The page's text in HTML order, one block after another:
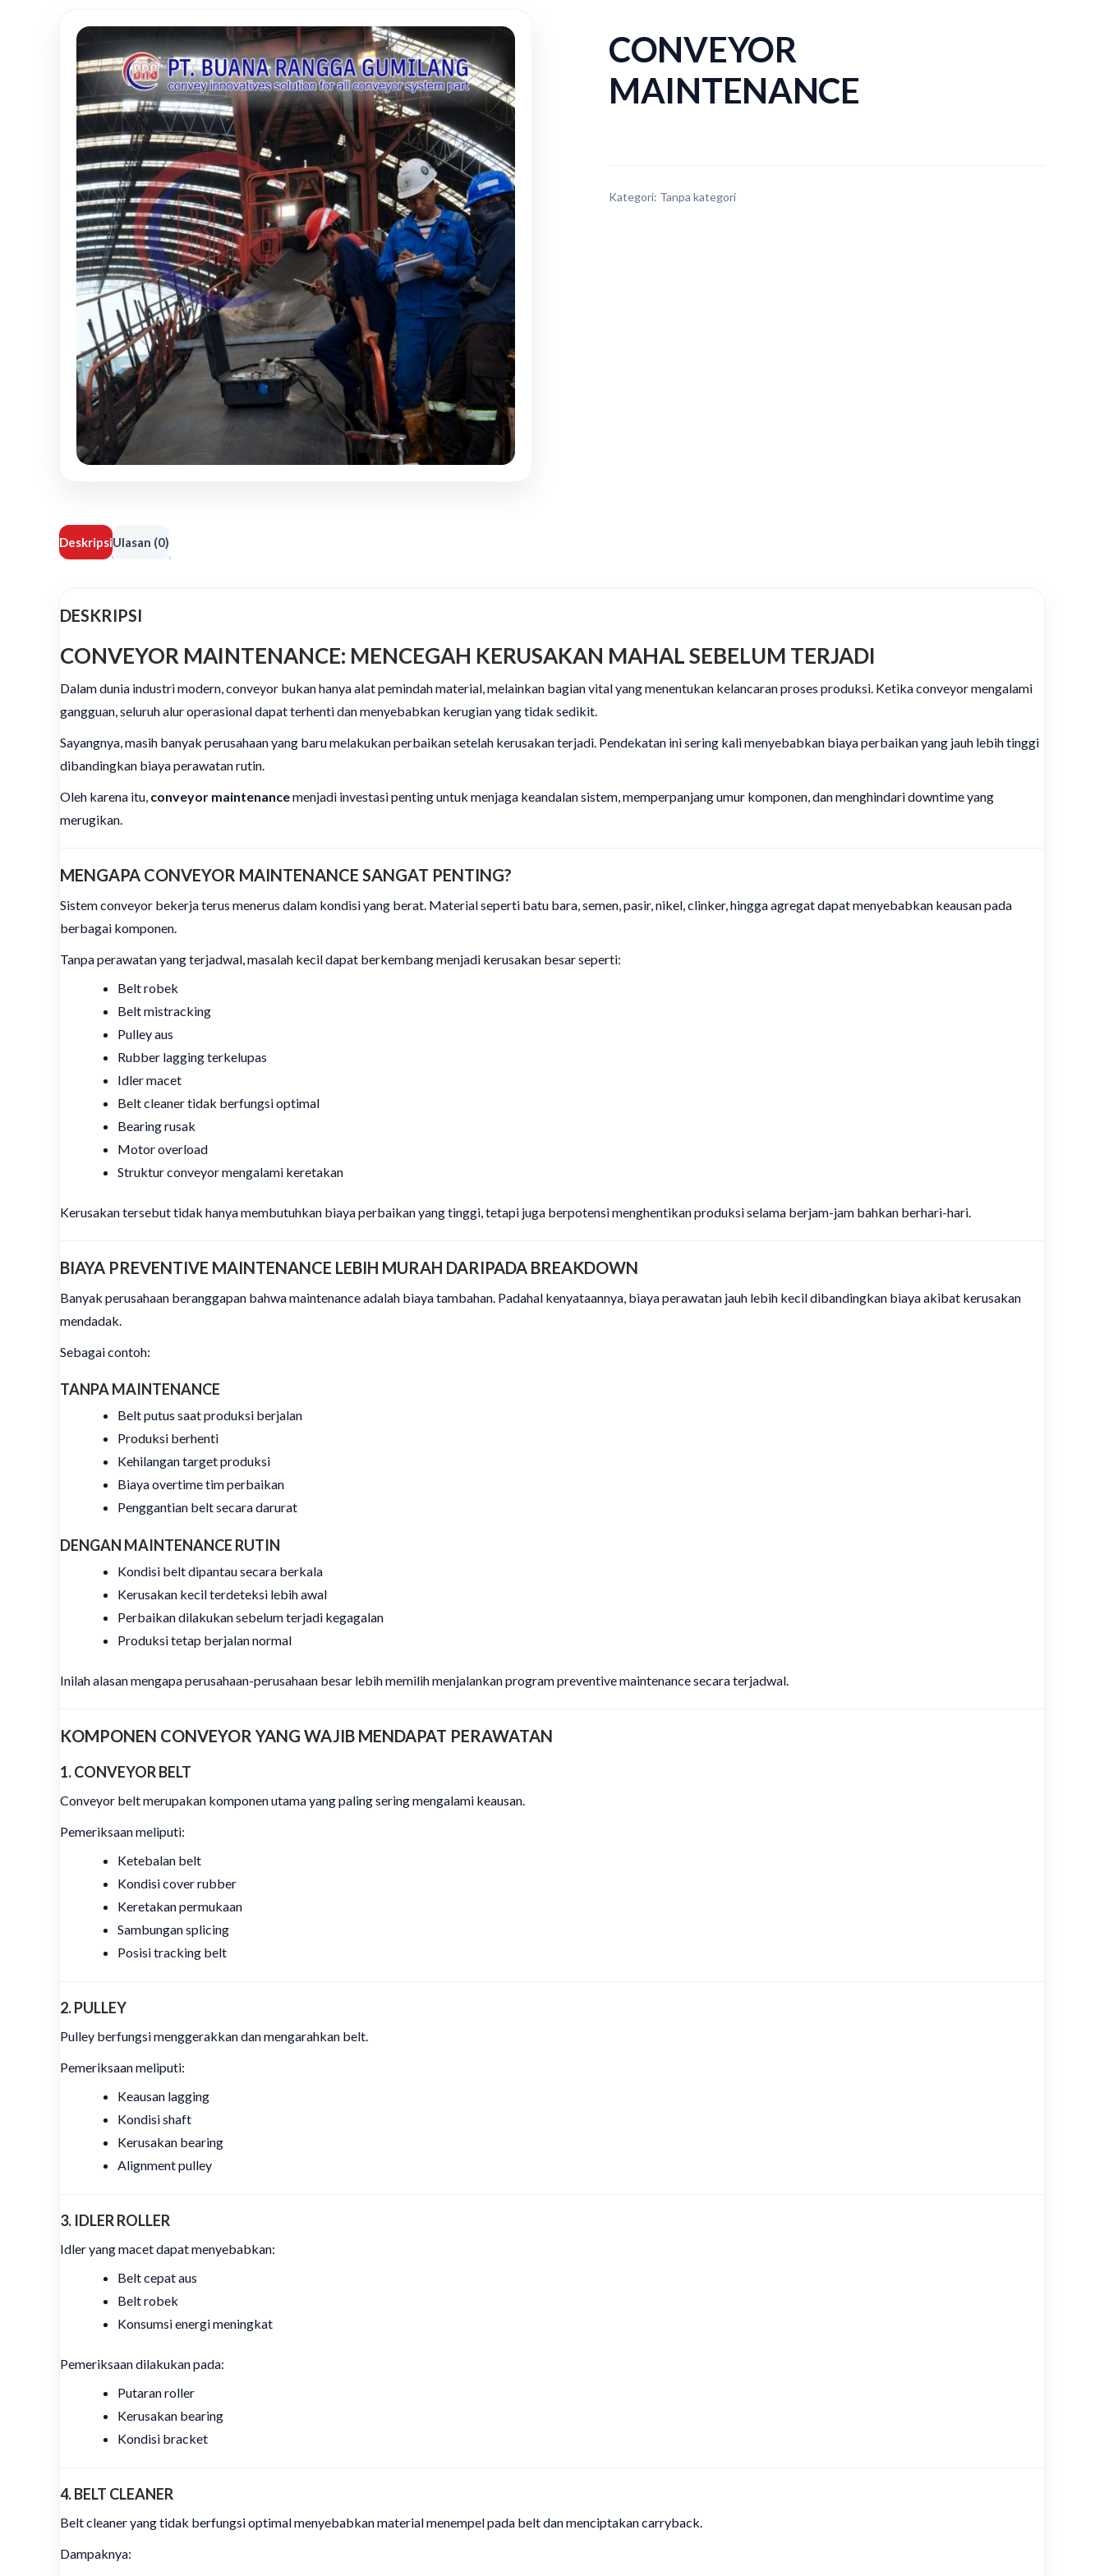
CONVEYOR
MAINTENANCE
Kategori: Tanpa kategori
DeskripsiUlasan (0)
DESKRIPSI
CONVEYOR MAINTENANCE: MENCEGAH KERUSAKAN MAHAL SEBELUM TERJADI
Dalam dunia industri modern, conveyor bukan hanya alat pemindah material, melainkan bagian vital yang menentukan kelancaran proses produksi. Ketika conveyor mengalami
gangguan, seluruh alur operasional dapat terhenti dan menyebabkan kerugian yang tidak sedikit.
Sayangnya, masih banyak perusahaan yang baru melakukan perbaikan setelah kerusakan terjadi. Pendekatan ini sering kali menyebabkan biaya perbaikan yang jauh lebih tinggi
dibandingkan biaya perawatan rutin.
Oleh karena itu, conveyor maintenancemenjadi investasi penting untuk menjaga keandalan sistem, memperpanjang umur komponen, dan menghindari downtime yang
merugikan.
MENGAPA CONVEYOR MAINTENANCE SANGAT PENTING?
Sistem conveyor bekerja terus menerus dalam kondisi yang berat. Material seperti batu bara, semen, pasir, nikel, clinker, hingga agregat dapat menyebabkan keausan pada
berbagai komponen.
Tanpa perawatan yang terjadwal, masalah kecil dapat berkembang menjadi kerusakan besar seperti:
Belt robek
Belt mistracking
Pulley aus
Rubber lagging terkelupas
Idler macet
Belt cleaner tidak berfungsi optimal
Bearing rusak
Motor overload
Struktur conveyor mengalami keretakan
Kerusakan tersebut tidak hanya membutuhkan biaya perbaikan yang tinggi, tetapi juga berpotensi menghentikan produksi selama berjam-jam bahkan berhari-hari.
BIAYA PREVENTIVE MAINTENANCE LEBIH MURAH DARIPADA BREAKDOWN
Banyak perusahaan beranggapan bahwa maintenance adalah biaya tambahan. Padahal kenyataannya, biaya perawatan jauh lebih kecil dibandingkan biaya akibat kerusakan
mendadak.
Sebagai contoh:
TANPA MAINTENANCE
Belt putus saat produksi berjalan
Produksi berhenti
Kehilangan target produksi
Biaya overtime tim perbaikan
Penggantian belt secara darurat
DENGAN MAINTENANCE RUTIN
Kondisi belt dipantau secara berkala
Kerusakan kecil terdeteksi lebih awal
Perbaikan dilakukan sebelum terjadi kegagalan
Produksi tetap berjalan normal
Inilah alasan mengapa perusahaan-perusahaan besar lebih memilih menjalankan program preventive maintenance secara terjadwal.
KOMPONEN CONVEYOR YANG WAJIB MENDAPAT PERAWATAN
1. CONVEYOR BELT
Conveyor belt merupakan komponen utama yang paling sering mengalami keausan.
Pemeriksaan meliputi:
Ketebalan belt
Kondisi cover rubber
Keretakan permukaan
Sambungan splicing
Posisi tracking belt
2. PULLEY
Pulley berfungsi menggerakkan dan mengarahkan belt.
Pemeriksaan meliputi:
Keausan lagging
Kondisi shaft
Kerusakan bearing
Alignment pulley
3. IDLER ROLLER
Idler yang macet dapat menyebabkan:
Belt cepat aus
Belt robek
Konsumsi energi meningkat
Pemeriksaan dilakukan pada:
Putaran roller
Kerusakan bearing
Kondisi bracket
4. BELT CLEANER
Belt cleaner yang tidak berfungsi optimal menyebabkan material menempel pada belt dan menciptakan carryback.
Dampaknya: